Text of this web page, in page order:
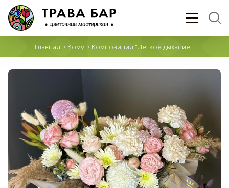
Главная > Кому > Композиция "Легкое дыхание"